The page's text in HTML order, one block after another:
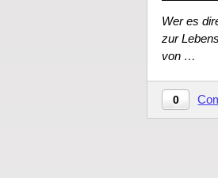
Wer es
zur
von …
0